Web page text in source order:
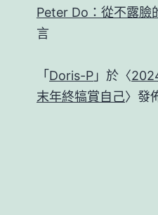
Peter Do：從不露臉
言
「 Doris-P 」於〈
末年終犒賞自己〉發